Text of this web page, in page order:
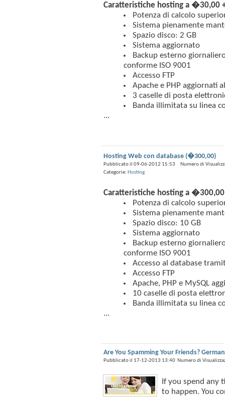
Caratteristiche hosting a �30,00
Potenza di calcolo
Sistema pienamente
Spazio disco: 2 GB
Sistema aggiornato
Backup esterno
conforme ISO 9001
Accesso FTP
Apache e PHP aggiornati
3 caselle di posta
Banda illimitata su linea
...
Hosting Web con database (�300,00)
Pubblicato il 09-06-2012 15:53 Numero di
Categorie: Hosting
Caratteristiche hosting a �300,00
Potenza di calcolo
Sistema pienamente
Spazio disco: 10 GB
Sistema aggiornato
Backup esterno
conforme ISO 9001
Accesso al database
Accesso FTP
Apache, PHP e MySQL
10 caselle di posta
Banda illimitata su linea
...
Are You Spamming Your Friends?
Pubblicato il 17-12-2013 13:40 Numero di
If you spend
to happen. You